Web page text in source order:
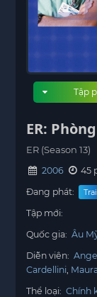
Tập
ER:
ER (Season 13)
2006
45
Đang phát:
Tập mới:
Quốc gia: Âu
Diễn viên:
Cardellini
Thể loại: Chính